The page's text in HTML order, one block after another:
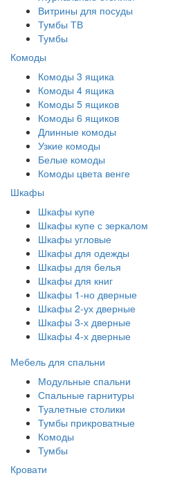
Витрины для посуды
Тумбы ТВ
Тумбы
Комоды
Комоды 3 ящика
Комоды 4 ящика
Комоды 5 ящиков
Комоды 6 ящиков
Длинные комоды
Узкие комоды
Белые комоды
Комоды цвета венге
Шкафы
Шкафы купе
Шкафы купе с зеркалом
Шкафы угловые
Шкафы для одежды
Шкафы для белья
Шкафы для книг
Шкафы 1-но дверные
Шкафы 2-ух дверные
Шкафы 3-х дверные
Шкафы 4-х дверные
Мебель для спальни
Модульные спальни
Спальные гарнитуры
Туалетные столики
Тумбы прикроватные
Комоды
Тумбы
Кровати